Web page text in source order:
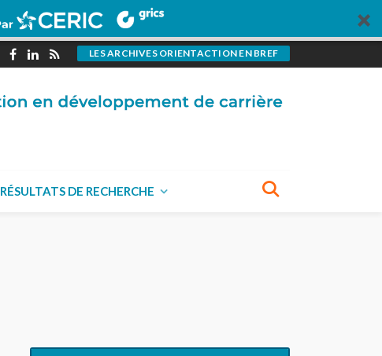
LES ARCHIVES ORIENTACTION EN BREF
RÉSULTATS DE RECHERCHE